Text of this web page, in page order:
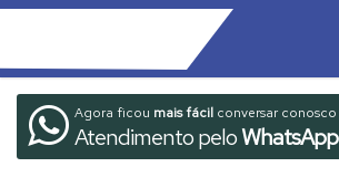
Agora ficou mais fácil conversar conosco
Atendimento peloWhatsApp